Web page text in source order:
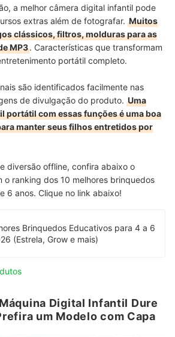
a melhor câmera digital infantil pode
extras além de fotografar. Muitos
clássicos, filtros, molduras para as
MP3. Características que transformam
portátil completo.
são identificados facilmente nas
de divulgação do produto. Uma
portátil com essas funções é uma boa
manter seus filhos entretidos por
diversão offline, confira abaixo o
o ranking dos 10 melhores brinquedos
6 anos. Clique no link abaixo!
Brinquedos Educativos para 4 a 6
(Estrela, Grow e mais)
Digital Infantil Dure
um Modelo com Capa